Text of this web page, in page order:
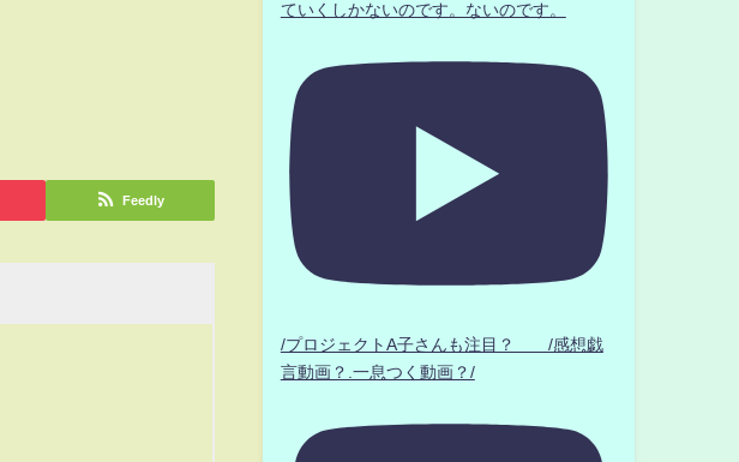
Feedly
ていくしかないのです。ないのです。
/プロジェクトA子さんも注目？ /感想戯
言動画？.一息つく動画？/